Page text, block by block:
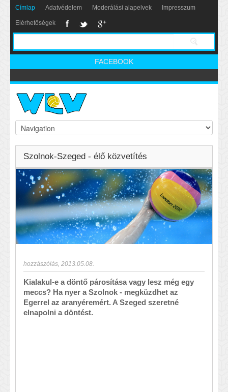
Címlap Adatvédelem Moderálási alapelvek Impresszum
Elérhetőségek
FACEBOOK
Szolnok-Szeged - élő közvetítés
hozzászólás 2013.05.08.
Kialakul-e a döntő párosítása vagy lesz még egy
meccs? Ha nyer a Szolnok - megküzdhet az
Egerrel az aranyéremért. A Szeged szeretné
elnapolni a döntést.